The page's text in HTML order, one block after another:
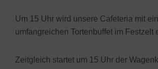
Um 15 Uhr wird unsere Cafeteria mit
umfangreichen Tortenbuffet im Festzelt
Zeitgleich startet um 15 Uhr der